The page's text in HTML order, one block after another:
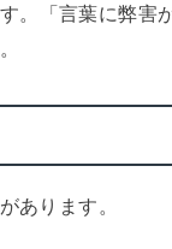
。「言葉に弊害
あります。